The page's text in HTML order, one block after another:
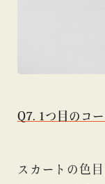
Q7. 1つ目のコ
スカートの色